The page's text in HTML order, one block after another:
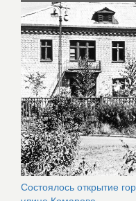
Состоялось открытие